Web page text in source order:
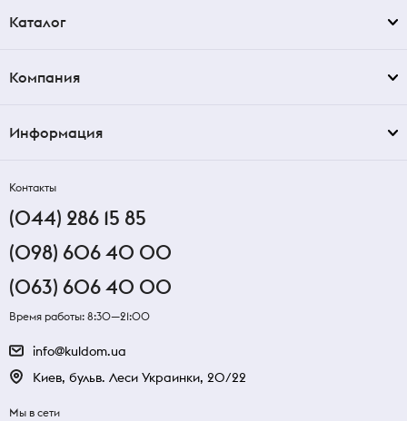
Каталог
Компания
Информация
Контакты
(044) 286 15 85
(098) 606 40 00
(063) 606 40 00
Время работы: 8:30—21:00
info@kuldom.ua
Киев, бульв. Леси Украинки, 20/22
Мы в сети